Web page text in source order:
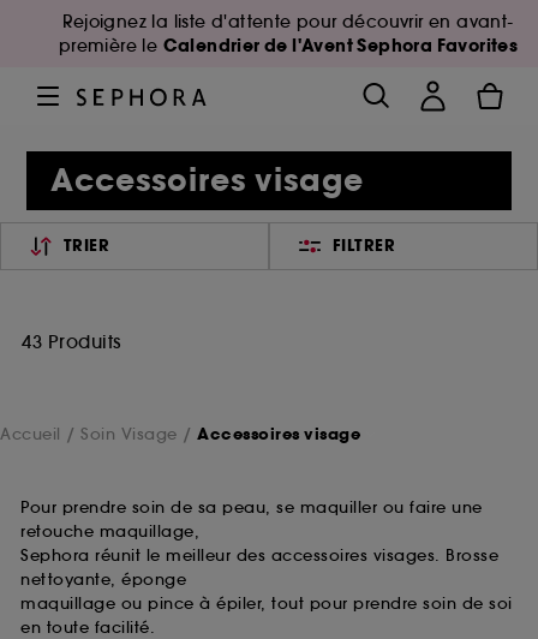
Rejoignez la liste d'attente pour découvrir en avant-
première le Calendrier de l'Avent Sephora Favorites
Accessoires visage
TRIER FILTRER
43 Produits
Accueil Soin Visage Accessoires visage
Pour prendre soin de sa peau, se maquiller ou faire une
retouche maquillage,
Sephora réunit le meilleur des accessoires visages. Brosse
nettoyante, éponge
maquillage ou pince à épiler, tout pour prendre soin de soi
en toute facilité.